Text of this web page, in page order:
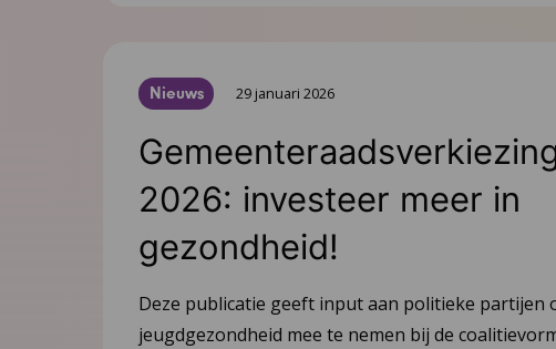
Nieuws 29 januari 2026
2026: investeer meer in
gezondheid!
Deze publicatie geeft input aan politieke partijen
jeugdgezondheid mee te nemen bij de